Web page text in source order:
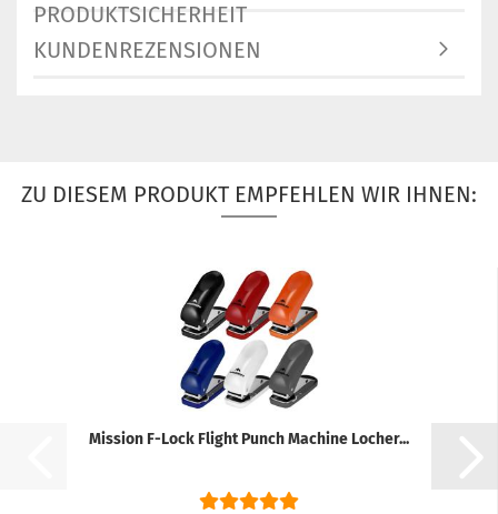
PRODUKTSICHERHEIT
KUNDENREZENSIONEN
ZU DIESEM PRODUKT EMPFEHLEN WIR IHNEN:
Mission F-Lock Flight Punch Machine Locher...